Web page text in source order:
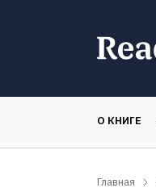
О КНИГЕ
Главная